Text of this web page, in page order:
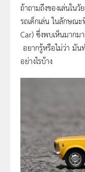
ถ้าถามถึงของเล่นใน
รถเด็กเล่น ในลักษณะ
Car) ซึ่งพบเห็นมากม
อยากรู้หรือไม่ว่า มัน
อย่างไรบ้าง